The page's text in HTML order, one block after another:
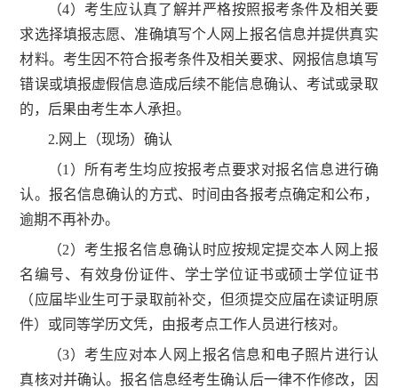
（4）考生应认真了解并严格按照报考条件及相关要
求选择填报志愿、准确填写个人网上报名信息并提供真实
材料。考生因不符合报考条件及相关要求、网报信息填写
错误或填报虚假信息造成后续不能信息确认、考试或录取
的，后果由考生本人承担。
2.网上（现场）确认
（1）所有考生均应按报考点要求对报名信息进行确
认。报名信息确认的方式、时间由各报考点确定和公布，
逾期不再补办。
（2）考生报名信息确认时应按规定提交本人网上报
名编号、有效身份证件、学士学位证书或硕士学位证书
（应届毕业生可于录取前补交，但须提交应届在读证明原
件）或同等学历文凭，由报考点工作人员进行核对。
（3）考生应对本人网上报名信息和电子照片进行认
真核对并确认。报名信息经考生确认后一律不作修改，因